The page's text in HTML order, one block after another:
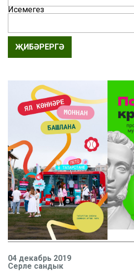
Исемегез
ҖИБӘРЕРГӘ
04 декабрь 2019
Серле сандык